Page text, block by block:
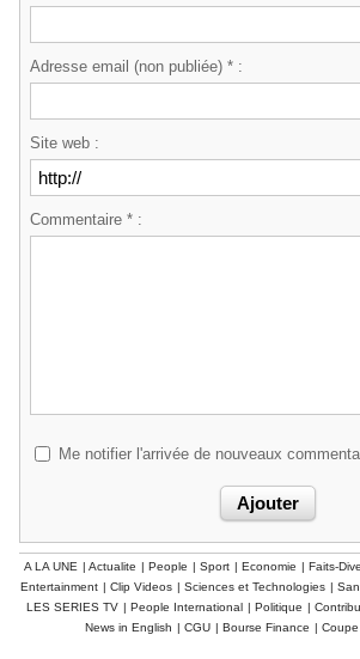
Adresse email (non publiée) * :
Site web :
Commentaire * :
Me notifier l'arrivée de nouveaux
A LA UNE | Actualite | People | Sport | Economie | Faits-
Entertainment | Clip Videos | Sciences et Technologies |
LES SERIES TV | People International | Politique |
News in English | CGU | Bourse Finance |